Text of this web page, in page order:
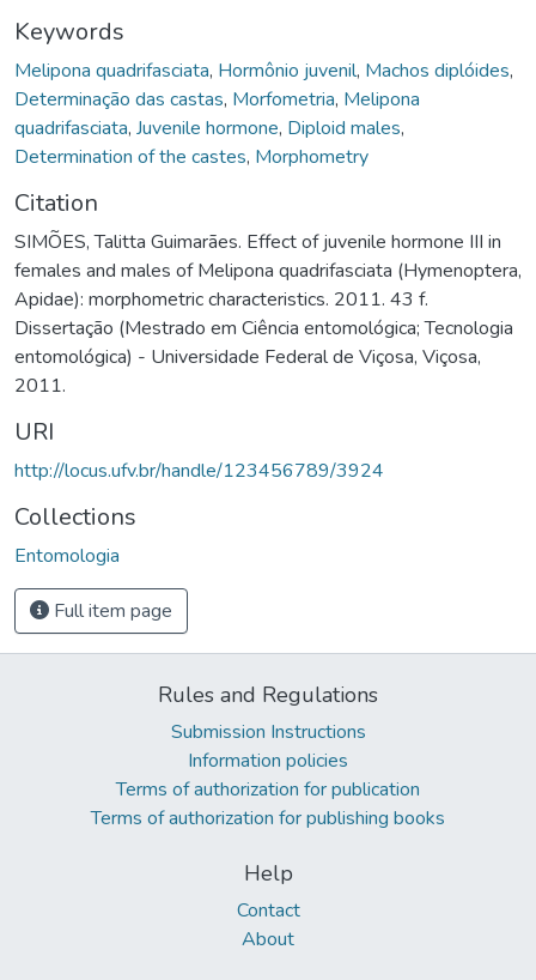
Keywords
Melipona quadrifasciata, Hormônio juvenil, Machos diplóides,
Determinação das castas, Morfometria, Melipona
quadrifasciata, Juvenile hormone, Diploid males,
Determination of the castes, Morphometry
Citation
SIMÕES, Talitta Guimarães. Effect of juvenile hormone III in
females and males of Melipona quadrifasciata (Hymenoptera,
Apidae): morphometric characteristics. 2011. 43 f.
Dissertação (Mestrado em Ciência entomológica; Tecnologia
entomológica) - Universidade Federal de Viçosa, Viçosa,
2011.
URI
http://locus.ufv.br/handle/123456789/3924
Collections
Entomologia
Full item page
Rules and Regulations
Submission Instructions
Information policies
Terms of authorization for publication
Terms of authorization for publishing books
Help
Contact
About